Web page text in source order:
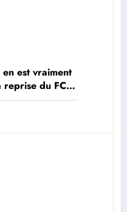
est vraiment
reprise du FC